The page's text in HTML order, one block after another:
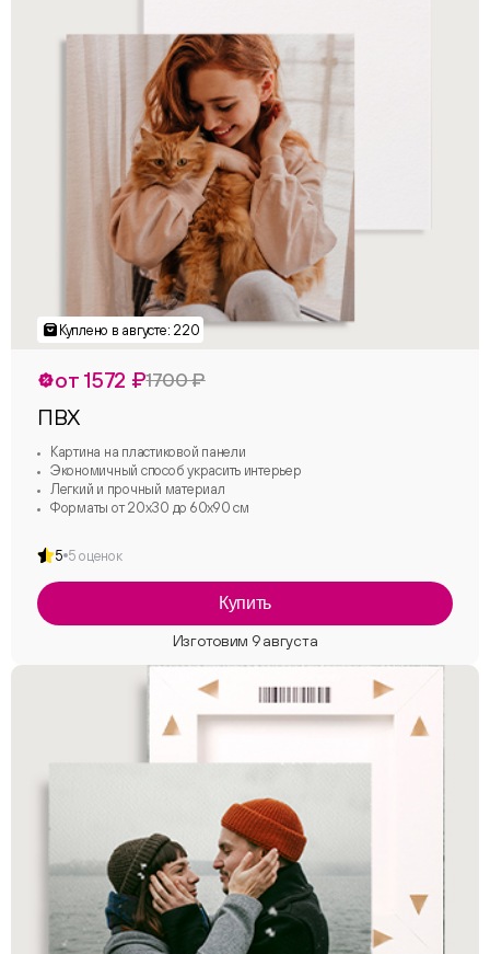
от 1572 ₽1700 ₽
ПВХ
Картина на пластиковой панели
Экономичный способ украсить интерьер
Легкий и прочный материал
Форматы от 20х30 до 60х90 см
5 5 оценок
Купить